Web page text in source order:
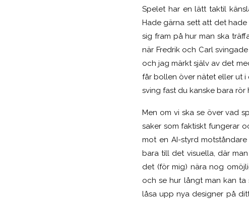
Spelet har en lätt taktil
Hade gärna sett att det
sig fram på hur man ska
när Fredrik och Carl
och jag märkt själv av det
får bollen över nätet eller ut
sving fast du kanske bara
Men om vi ska se över vad
saker som faktiskt fungerar
mot en AI-styrd
bara till det visuella, där
det (för mig) nära nog
och se hur långt man kan ta
låsa upp nya designer på